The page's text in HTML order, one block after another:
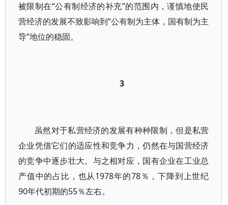
被限制在“公有制经济的补充”的范围内，谨慎地使民
营经济的发展不致影响到“公有制为主体，国有制为主
导”地位的稳固。
3
虽然对于私营经济的发展有种种限制，但是私营
企业凭借它们的适应性和竞争力，仍然在与国营经济
的竞争中逐步壮大。与之相对应，国有企业在工业总
产值中的占比，也从1978年的78％，下降到上世纪
90年代初期的55％左右。